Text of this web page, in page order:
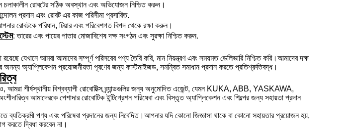
চলাকালীন রোবটের সঠিক অবস্থান এবং অভিযোজন নিশ্চিত করুন।
প্রদান এবং রোবট এর কাজ পরিসীমা প্রসারিত.
রোবটকে পরিধান, টিয়ার এবং পরিবেশগত বিপদ থেকে রক্ষা করুন।
: তারের এবং পায়ের পাতার মোজাবিশেষ দক্ষ সংগঠন এবং সুরক্ষা নিশ্চিত করুন.
যেখানে আমরা আমাদের সম্পূর্ণ পরিসরের পণ্য তৈরি করি, মান নিয়ন্ত্রণ এবং সময়মত ডেলিভারি নিশ্চিত করি।আমাদের দক্ষ
অনন্য অ্যাপ্লিকেশন প্রয়োজনীয়তা পূরণের জন্য কাস্টমাইজড, সমন্বিত সমাধান প্রদান করতে প্রতিশ্রুতিবদ্ধ।
আমরা শীর্ষস্থানীয় বিশ্বব্যাপী রোবোটিক্স ব্র্যান্ডগুলির জন্য অনুমোদিত এজেন্ট, যেমন KUKA, ABB, YASKAWA,
আমাদেরকে পেশাদার রোবোটিক ইন্টিগ্রেশন পরিষেবা এবং বিস্তৃত অ্যাপ্লিকেশন এবং শিল্পের জন্য সহায়তা প্রদান
ব্যতিক্রমী পণ্য এবং পরিষেবা প্রদানের জন্য নিবেদিত।আপনার যদি কোনো জিজ্ঞাসা থাকে বা কোনো সহায়তার প্রয়োজন হয়,
করতে দ্বিধা করবেন না।